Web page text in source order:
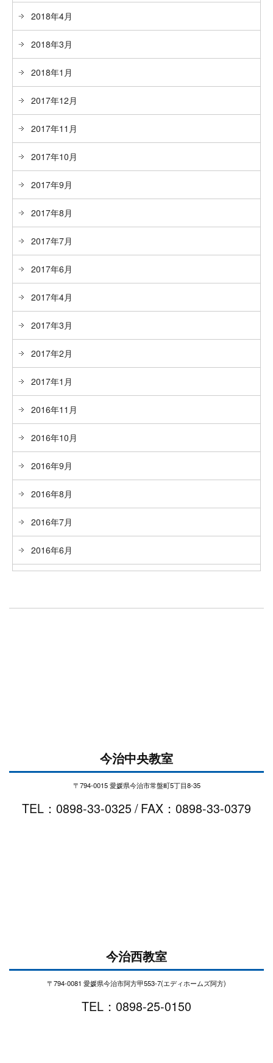
2018年4月
2018年3月
2018年1月
2017年12月
2017年11月
2017年10月
2017年9月
2017年8月
2017年7月
2017年6月
2017年4月
2017年3月
2017年2月
2017年1月
2016年11月
2016年10月
2016年9月
2016年8月
2016年7月
2016年6月
今治中央教室
〒794-0015 愛媛県今治市常盤町5丁目8-35
TEL：0898-33-0325 / FAX：0898-33-0379
今治西教室
〒794-0081 愛媛県今治市阿方甲553-7(エディホームズ阿方)
TEL：0898-25-0150